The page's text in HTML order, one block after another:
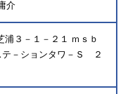
介
浦３－１－２１ ｍｓｂ
－ションタワ－Ｓ ２